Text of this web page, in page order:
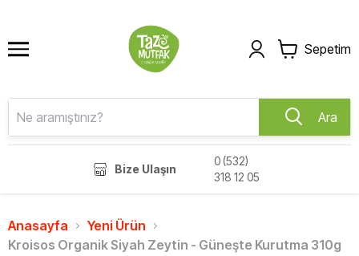
Sepetim
Ara
Bize Ulaşın
0 (532)
318 12 05
Anasayfa
Yeni Ürün
Kroisos Organik Siyah Zeytin - Güneşte Kurutma 310g